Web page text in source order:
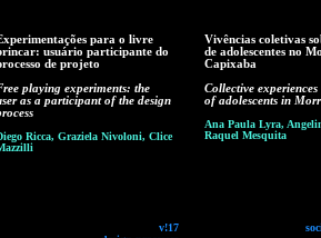
para o livre
usuário participante do
de projeto
playing experiments: the
as a participant of the design
Ricca, Graziela Nivoloni, Clice
v!17
Vivências coletivas
de adolescentes no
Capixaba
Collective
of adolescents in
Ana Paula Lyra,
Raquel Mesquita